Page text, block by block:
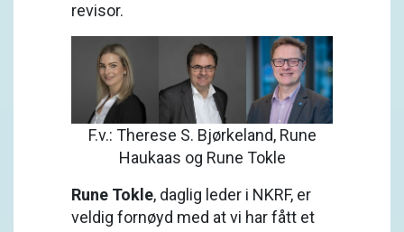
revisor.
F.v.: Therese S. Bjørkeland, Rune
Haukaas og Rune Tokle
Rune Tokle, daglig leder i NKRF, er
veldig fornøyd med at vi har fått et